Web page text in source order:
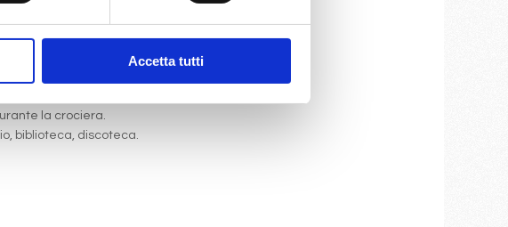
Accetta tutti
TV via satellite e cassaforte.
).
la crociera.
biblioteca, discoteca.